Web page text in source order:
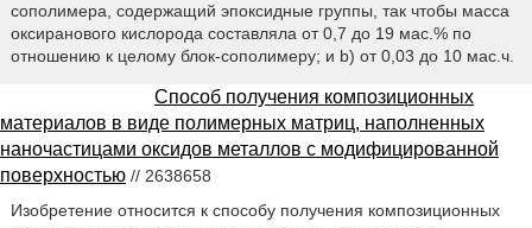
сополимера, содержащий эпоксидные группы, так чтобы масса
оксиранового кислорода составляла от 0,7 до 19 мас.% по
отношению к целому блок-сополимеру; и b) от 0,03 до 10 мас.ч.
Способ получения композиционных
материалов в виде полимерных матриц, наполненных
наночастицами оксидов металлов с модифицированной
поверхностью // 2638658
Изобретение относится к способу получения композиционных